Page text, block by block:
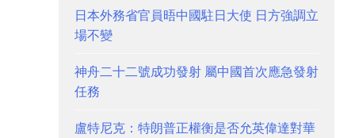
日本外務省官員晤中國駐日大使 日方強調立
場不變
神舟二十二號成功發射 屬中國首次應急發射
任務
盧特尼克：特朗普正權衡是否允英偉達對華